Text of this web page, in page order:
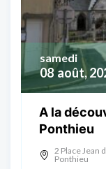
08 août,
samedi
A la
Ponthieu
2 Place Jean
Ponthieu